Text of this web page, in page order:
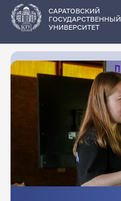
основному
содержанию
САРАТОВСКИЙ
ГОСУДАРСТВЕННЫЙ
УНИВЕРСИТЕТ